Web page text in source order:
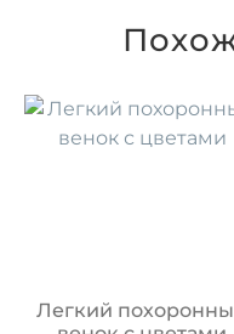
Легкий